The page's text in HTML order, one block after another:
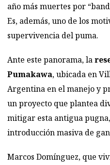
año más muertes por
Es, además, uno de los
supervivencia del puma.
Ante este panorama, la
Pumakawa, ubicada en
Argentina en el manejo y
un proyecto que plantea
mitigar esta antigua
introducción masiva de
Marcos Domínguez, que